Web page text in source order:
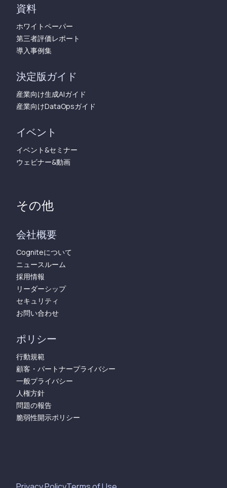
資料
ホワイトペーパー
第三者評価レポート
導入事例集
決定版ガイド
産業向け生成AIガイド
産業向けDataOpsガイド
イベント
イベント&セミナー
ウェビナー&動画
その他
会社概要
Cogniteについて
ニュースルーム
採用情報
リーダーシップ
セキュリティ
お問い合わせ
ポリシー
行動規範
顧客・パートナープライバシー
一般プライバシー
人権方針
問題の報告
脆弱性開示ポリシー